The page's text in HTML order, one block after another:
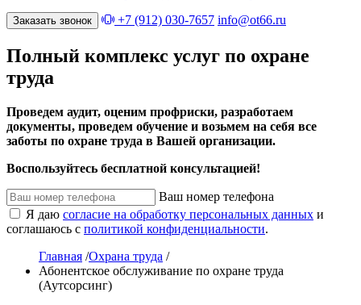
Заказать звонок +7 (912) 030-7657 info@ot66.ru
Полный комплекс услуг по охране
труда
Проведем аудит, оценим профриски, разработаем
документы, проведем обучение и возьмем на себя все
заботы по охране труда в Вашей организации.
Воспользуйтесь бесплатной консультацией!
Ваш номер телефона
Я даю согласие на обработку персональных данных и
соглашаюсь с политикой конфиденциальности.
Главная /Охрана труда /
Абонентское обслуживание по охране труда
(Аутсорсинг)